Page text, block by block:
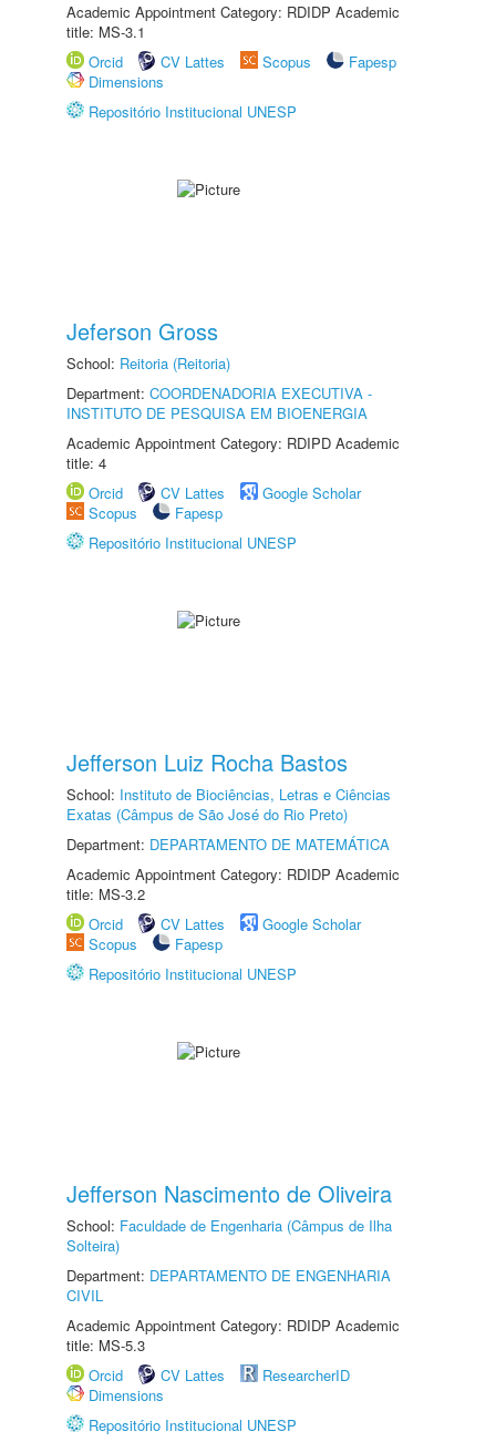
Academic Appointment Category: RDIDP Academic
title: MS-3.1
Orcid
CV Lattes Scopus
Fapesp
Dimensions
Repositório Institucional UNESP
Jeferson Gross
School: Reitoria (Reitoria)
Department: COORDENADORIA EXECUTIVA -
INSTITUTO DE PESQUISA EM BIOENERGIA
Academic Appointment Category: RDIPD Academic
title: 4
Orcid
CV Lattes
Google Scholar
Scopus
Fapesp
Repositório Institucional UNESP
Jefferson Luiz Rocha Bastos
School: Instituto de Biociências, Letras e Ciências
Exatas (Câmpus de São José do Rio Preto)
Department: DEPARTAMENTO DE MATEMÁTICA
Academic Appointment Category: RDIDP Academic
title: MS-3.2
Orcid
CV Lattes
Google Scholar
Scopus
Fapesp
Repositório Institucional UNESP
Jefferson Nascimento de Oliveira
School: Faculdade de Engenharia (Câmpus de Ilha
Solteira)
Department: DEPARTAMENTO DE ENGENHARIA
CIVIL
Academic Appointment Category: RDIDP Academic
title: MS-5.3
Orcid
CV Lattes
ResearcherID
Dimensions
Repositório Institucional UNESP